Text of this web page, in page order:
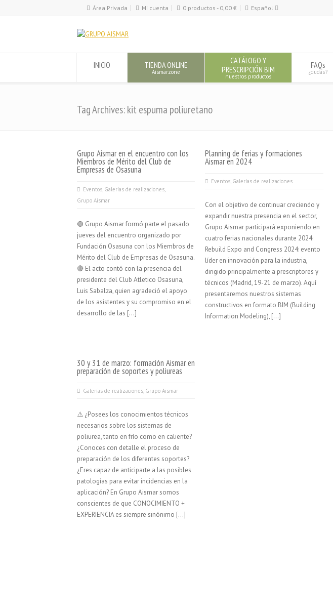
Área Privada Mi cuenta 0 productos - 0,00 €
Español
INICIO TIENDA ONLINE
Aismarzone
CATÁLOGO Y
PRESCRIPCIÓN BIM
nuestros productos
FAQs
¿dudas?
Tag Archives: kit espuma poliuretano
Grupo Aismar en el encuentro con los
Miembros de Mérito del Club de
Empresas de Osasuna
Eventos, Galerías de realizaciones
Grupo Aismar
🟢 Grupo Aismar formó parte el pasado
jueves del encuentro organizado por
Fundación Osasuna con los Miembros de
Mérito del Club de Empresas de Osasuna.
🔴 El acto contó con la presencia del
presidente del Club Atletico Osasuna,
Luis Sabalza, quien agradeció el apoyo
de los asistentes y su compromiso en el
desarrollo de las […]
Planning de ferias y formaciones
Aismar en 2024
Eventos, Galerías de realizaciones
Con el objetivo de continuar creciendo y
expandir nuestra presencia en el sector,
Grupo Aismar participará exponiendo en
cuatro ferias nacionales durante 2024:
Rebuild Expo and Congress 2024: evento
líder en innovación para la industria,
dirigido principalmente a prescriptores y
técnicos (Madrid, 19-21 de marzo). Aquí
presentaremos nuestros sistemas
constructivos en formato BIM (Building
Information Modeling), […]
30 y 31 de marzo: formación Aismar en
preparación de soportes y poliureas
Galerías de realizaciones, Grupo Aismar
⚠️ ¿Posees los conocimientos técnicos
necesarios sobre los sistemas de
poliurea, tanto en frío como en caliente?
¿Conoces con detalle el proceso de
preparación de los diferentes soportes?
¿Eres capaz de anticiparte a las posibles
patologías para evitar incidencias en la
aplicación? En Grupo Aismar somos
conscientes de que CONOCIMIENTO +
EXPERIENCIA es siempre sinónimo […]